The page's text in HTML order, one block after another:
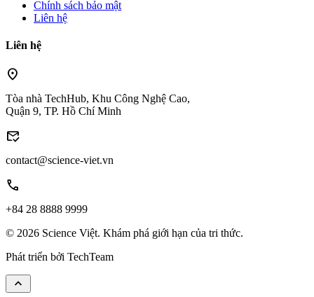
Chính sách bảo mật
Liên hệ
Liên hệ
location_on
Tòa nhà TechHub, Khu Công Nghệ Cao,
Quận 9, TP. Hồ Chí Minh
mark_email_read
contact@science-viet.vn
call
+84 28 8888 9999
© 2026 Science Việt. Khám phá giới hạn của tri thức.
Phát triển bởi TechTeam
keyboard_arrow_up